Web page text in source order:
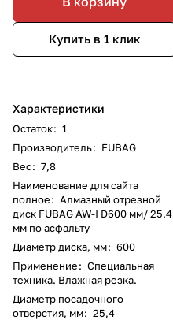
Купить в 1 клик
Характеристики
Остаток: 1
Производитель: FUBAG
Вес: 7,8
Наименование для сайта
полное: Алмазный отрезной
диск FUBAG AW-I D600 мм/ 25.4
мм по асфальту
Диаметр диска, мм: 600
Применение: Специальная
техника. Влажная резка.
Диаметр посадочного
отверстия, мм: 25,4